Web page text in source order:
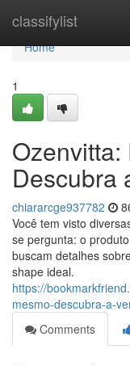
classifylist
Home
Home
1
Descubra
chiararcge937782
Você tem visto
se pergunta: o
buscam detalhes
shape ideal.
https://
mesmo-descubra-a-
Comments